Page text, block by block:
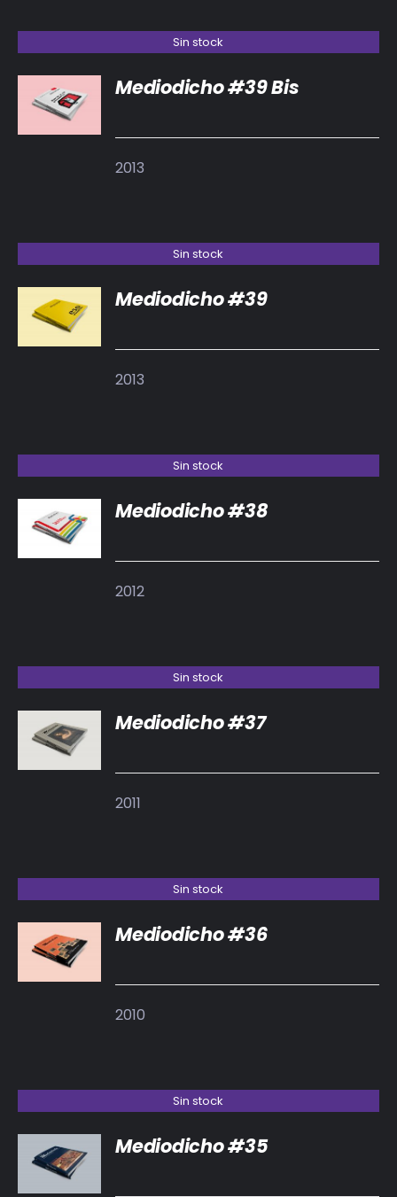
Sin stock
DETALLES
Mediodicho #39 Bis
2013
Sin stock
DETALLES
Mediodicho #39
2013
Sin stock
DETALLES
Mediodicho #38
2012
Sin stock
DETALLES
Mediodicho #37
2011
Sin stock
DETALLES
Mediodicho #36
2010
Sin stock
DETALLES
Mediodicho #35